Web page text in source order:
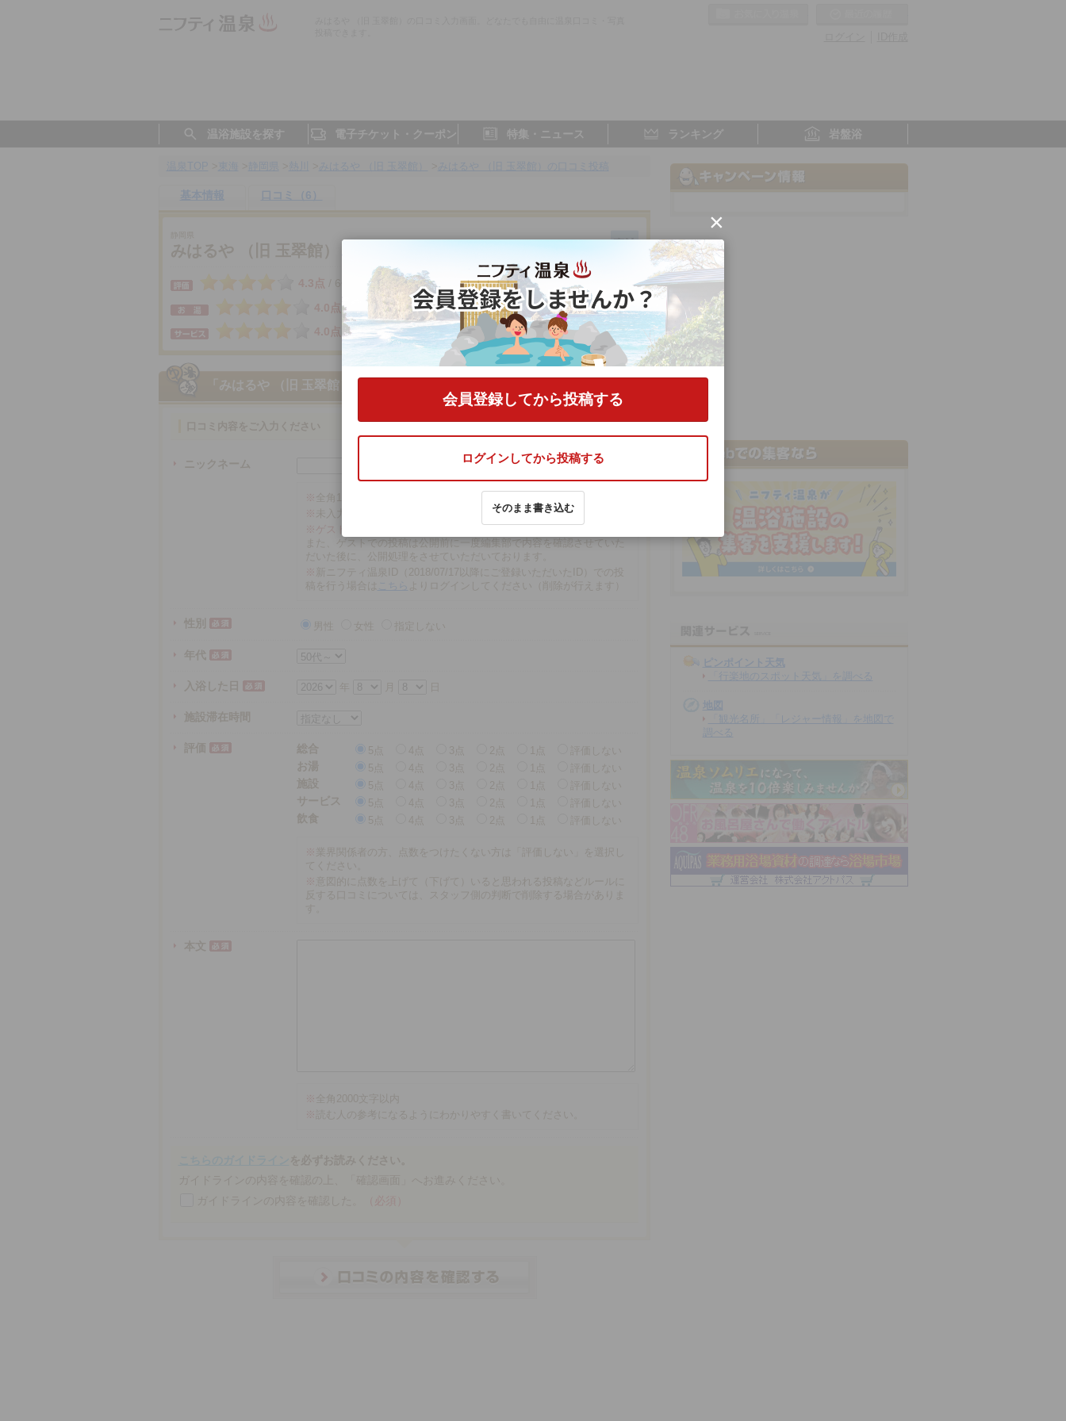
温浴施設を探す 電子チケット・クーポン 特集・ニュース ランキング 岩盤浴
基本情報 口コミ（6）
みはるや （旧 玉翠館）
4.3点 / 6件 静岡県／熱川
4.0点
3.0点
4.0点
5.0点
「みはるや （旧 玉翠館）」
ニックネーム
※ 全角16文字以内
※
※ゲストでの投稿は、再編集や削除ができませんので注意ください。
また、ゲストでの投稿は公開前に一度編集部で内容を確認させていた
だいた後に、公開処理をさせていただいております。
※ 新ニフティ温泉ID（2018/07/17以降にご登録いただいたID）での投
稿を行う場合は
こちら よりログインしてください（削除が行えます）
性別 男性 女性 指定しない
年代
入浴した日 年
施設滞在時間
評価 総合 5点 3点 2点 1点
評価しない
お湯
5点 3点 2点 1点
評価しない
施設
5点 3点 2点 1点
評価しない
サービス
5点 3点 2点 1点
評価しない
飲食
5点 3点 2点 1点 評価しない
※ 業界関係者の方、点数をつけたくない方は「評価しない」を選択し
てください。
※ 意図的に点数を上げて（下げて）いると思われる投稿などルールに
反する口コミについては、スタッフ側の判断で削除する場合がありま
本文
※ 全角2000文字以内
※ 読む人の参考になるようにわかりやすく書いてください。
（必須）
ピンポイント天気
「行楽地のスポット天気」を調べる
地図
「観光名所」「レジャー情報」を地図で
調べる
×
会員登録してから投稿する
ログインしてから投稿する
そのまま書き込む